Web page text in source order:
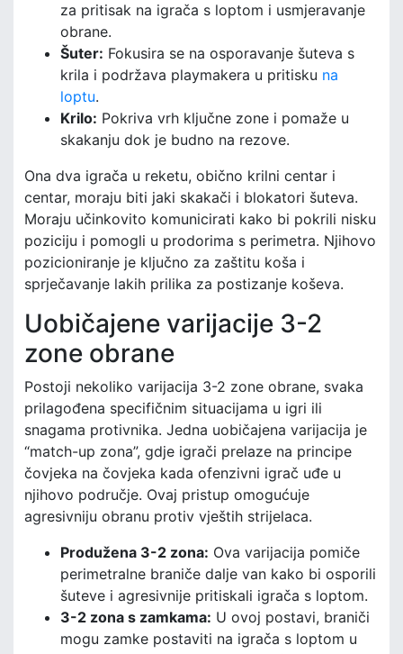
za pritisak na igrača s loptom i usmjeravanje
obrane.
Šuter: Fokusira se na osporavanje šuteva s
krila i podržava playmakera u pritisku na
loptu.
Krilo: Pokriva vrh ključne zone i pomaže u
skakanju dok je budno na rezove.
Ona dva igrača u reketu, obično krilni centar i
centar, moraju biti jaki skakači i blokatori šuteva.
Moraju učinkovito komunicirati kako bi pokrili nisku
poziciju i pomogli u prodorima s perimetra. Njihovo
pozicioniranje je ključno za zaštitu koša i
sprječavanje lakih prilika za postizanje koševa.
Uobičajene varijacije 3-2
zone obrane
Postoji nekoliko varijacija 3-2 zone obrane, svaka
prilagođena specifičnim situacijama u igri ili
snagama protivnika. Jedna uobičajena varijacija je
“match-up zona”, gdje igrači prelaze na principe
čovjeka na čovjeka kada ofenzivni igrač uđe u
njihovo područje. Ovaj pristup omogućuje
agresivniju obranu protiv vještih strijelaca.
Produžena 3-2 zona: Ova varijacija pomiče
perimetralne braniče dalje van kako bi osporili
šuteve i agresivnije pritiskali igrača s loptom.
3-2 zona s zamkama: U ovoj postavi, braniči
mogu zamke postaviti na igrača s loptom u